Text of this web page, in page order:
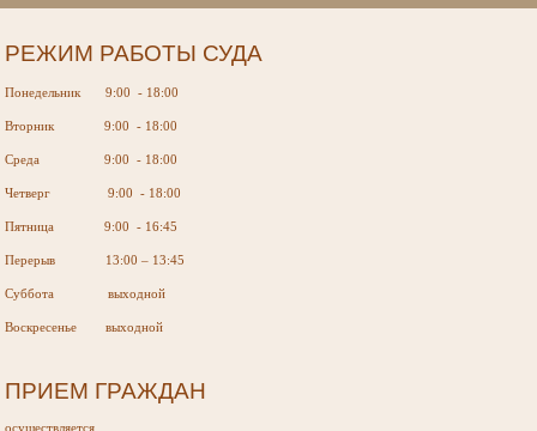
РЕЖИМ РАБОТЫ СУДА
Понедельник 9:00 - 18:00
Вторник 9:00 - 18:00
Среда 9:00 - 18:00
Четверг 9:00 - 18:00
Пятница 9:00 - 16:45
Перерыв 13:00 – 13:45
Суббота выходной
Воскресенье выходной
ПРИЕМ ГРАЖДАН
осуществляется